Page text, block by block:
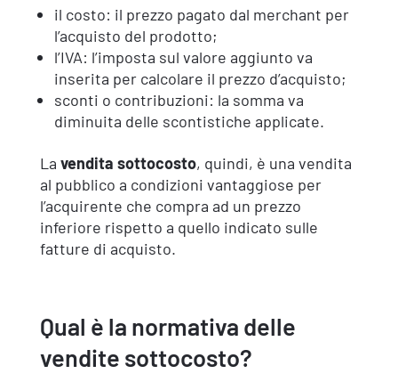
il costo: il prezzo pagato dal merchant per
l’acquisto del prodotto;
l’IVA: l’imposta sul valore aggiunto va
inserita per calcolare il prezzo d’acquisto;
sconti o contribuzioni: la somma va
diminuita delle scontistiche applicate.
La vendita sottocosto, quindi, è una vendita
al pubblico a condizioni vantaggiose per
l’acquirente che compra ad un prezzo
inferiore rispetto a quello indicato sulle
fatture di acquisto.
Qual è la normativa delle
vendite sottocosto?